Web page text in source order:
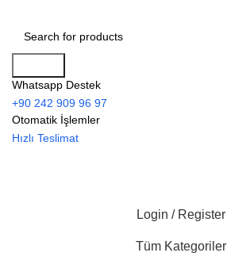
Whatsapp Destek
+90 242 909 96 97
Otomatik İşlemler
Hızlı Teslimat
Login / Register
Tüm Kategoriler